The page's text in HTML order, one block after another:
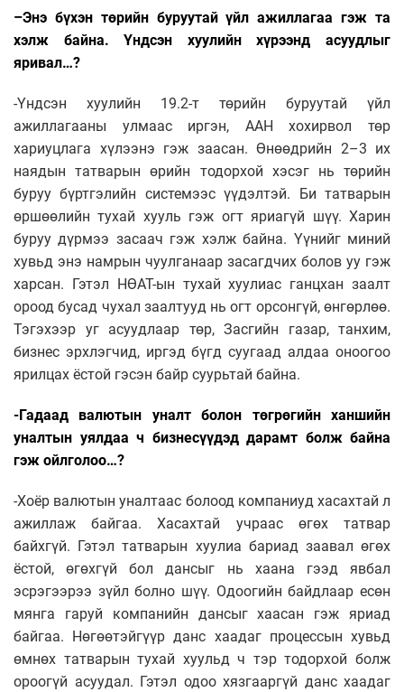
–Энэ бүхэн төрийн буруутай үйл ажиллагаа гэж та
хэлж байна. Үндсэн хуулийн хүрээнд асуудлыг
яривал…?
-Үндсэн хуулийн 19.2-т төрийн буруутай үйл
ажиллагааны улмаас иргэн, ААН хохирвол төр
хариуцлага хүлээнэ гэж заасан. Өнөөдрийн 2–3 их
наядын татварын өрийн тодорхой хэсэг нь төрийн
буруу бүртгэлийн системээс үүдэлтэй. Би татварын
өршөөлийн тухай хууль гэж огт яриагүй шүү. Харин
буруу дүрмээ засаач гэж хэлж байна. Үүнийг миний
хувьд энэ намрын чуулганаар засагдчих болов уу гэж
харсан. Гэтэл НӨАТ-ын тухай хуулиас ганцхан заалт
ороод бусад чухал заалтууд нь огт орсонгүй, өнгөрлөө.
Тэгэхээр уг асуудлаар төр, Засгийн газар, танхим,
бизнес эрхлэгчид, иргэд бүгд суугаад алдаа оноогоо
ярилцах ёстой гэсэн байр суурьтай байна.
-Гадаад валютын уналт болон төгрөгийн ханшийн
уналтын уялдаа ч бизнесүүдэд дарамт болж байна
гэж ойлголоо…?
-Хоёр валютын уналтаас болоод компаниуд хасахтай л
ажиллаж байгаа. Хасахтай учраас өгөх татвар
байхгүй. Гэтэл татварын хуулиа бариад заавал өгөх
ёстой, өгөхгүй бол дансыг нь хаана гээд явбал
эсрэгээрээ зүйл болно шүү. Одоогийн байдлаар есөн
мянга гаруй компанийн дансыг хаасан гэж яриад
байгаа. Нөгөөтэйгүүр данс хаадаг процессын хувьд
өмнөх татварын тухай хуульд ч тэр тодорхой болж
ороогүй асуудал. Гэтэл одоо хязгааргүй данс хаадаг